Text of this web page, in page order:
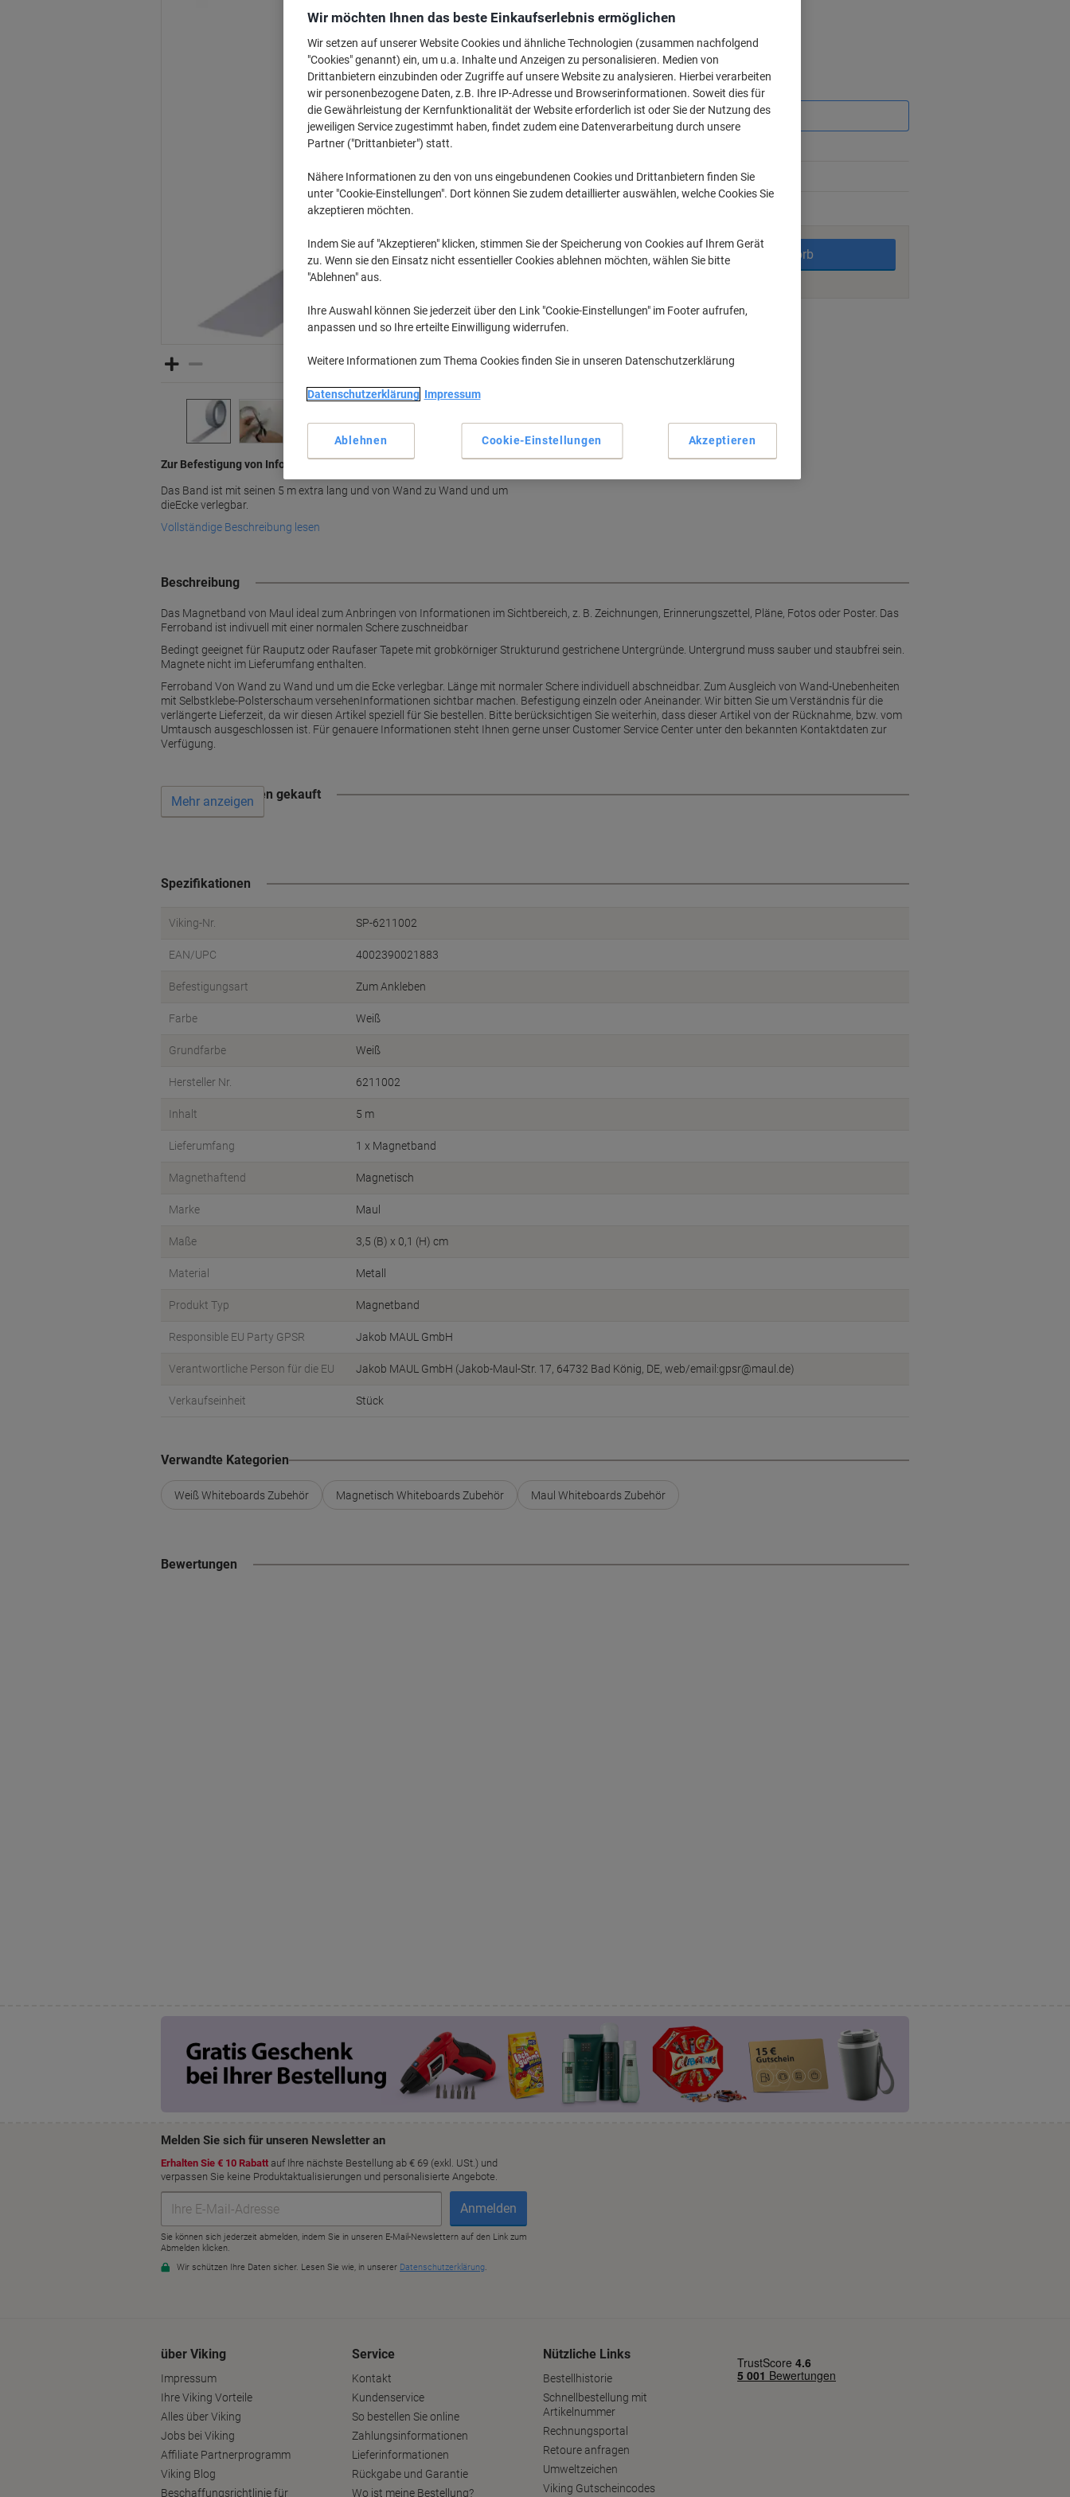
Zur Befestigung von Informationen mit Magneten
Das Band ist mit seinen 5 m extra lang und von Wand zu Wand und um
dieEcke verlegbar.
Vollständige Beschreibung lesen
€ 14,99 Ab 3 Stück
€ 3,00 / m exkl. USt
Menge exkl. USt
1Stück € 16,99
3+ Stück € 14,99 -11%
Menge
In den Warenkorb
Beschreibung
Das Magnetband von Maul ideal zum Anbringen von Informationen im Sichtbereich, z. B. Zeichnungen, Erinnerungszettel, Pläne, Fotos oder Poster. Das
Ferroband ist indivuell mit einer normalen Schere zuschneidbar
Bedingt geeignet für Rauputz oder Raufaser Tapete mit grobkörniger Strukturund gestrichene Untergründe. Untergrund muss sauber und staubfrei sein.
Magnete nicht im Lieferumfang enthalten.
Ferroband Von Wand zu Wand und um die Ecke verlegbar. Länge mit normaler Schere individuell abschneidbar. Zum Ausgleich von Wand-Unebenheiten
mit Selbstklebe-Polsterschaum versehenInformationen sichtbar machen. Befestigung einzeln oder Aneinander. Wir bitten Sie um Verständnis für die
verlängerte Lieferzeit, da wir diesen Artikel speziell für Sie bestellen. Bitte berücksichtigen Sie weiterhin, dass dieser Artikel von der Rücknahme, bzw. vom
Umtausch ausgeschlossen ist. Für genauere Informationen steht Ihnen gerne unser Customer Service Center unter den bekannten Kontaktdaten zur
Verfügung.
Wird oft zusammen gekauft
Mehr anzeigen
Spezifikationen
Viking-Nr. SP-6211002
EAN/UPC 4002390021883
Befestigungsart Zum Ankleben
Farbe Weiß
Grundfarbe Weiß
Hersteller Nr. 6211002
Inhalt 5 m
Lieferumfang 1 x Magnetband
Magnethaftend Magnetisch
Marke Maul
Maße 3,5 (B) x 0,1 (H) cm
Material Metall
Produkt Typ Magnetband
Responsible EU Party GPSR Jakob MAUL GmbH
Verantwortliche Person für die EU Jakob MAUL GmbH (Jakob-Maul-Str. 17, 64732 Bad König, DE, web/email:gpsr@maul.de)
Verkaufseinheit Stück
Verwandte Kategorien
Weiß Whiteboards Zubehör Magnetisch Whiteboards Zubehör Maul Whiteboards Zubehör
Bewertungen
über Viking
Impressum
Ihre Viking Vorteile
Alles über Viking
Jobs bei Viking
Affiliate Partnerprogramm
Viking Blog
Beschaffungsrichtlinie für
Service
Kontakt
Kundenservice
So bestellen Sie online
Zahlungsinformationen
Lieferinformationen
Rückgabe und Garantie
Wo ist meine Bestellung?
Nützliche Links
Bestellhistorie
Schnellbestellung mit
Artikelnummer
Rechnungsportal
Retoure anfragen
Umweltzeichen
Viking Gutscheincodes
Wir möchten Ihnen das beste Einkaufserlebnis ermöglichen
Wir setzen auf unserer Website Cookies und ähnliche Technologien (zusammen nachfolgend
"Cookies" genannt) ein, um u.a. Inhalte und Anzeigen zu personalisieren. Medien von
Drittanbietern einzubinden oder Zugriffe auf unsere Website zu analysieren. Hierbei verarbeiten
wir personenbezogene Daten, z.B. Ihre IP-Adresse und Browserinformationen. Soweit dies für
die Gewährleistung der Kernfunktionalität der Website erforderlich ist oder Sie der Nutzung des
jeweiligen Service zugestimmt haben, findet zudem eine Datenverarbeitung durch unsere
Partner ("Drittanbieter") statt.
Nähere Informationen zu den von uns eingebundenen Cookies und Drittanbietern finden Sie
unter "Cookie-Einstellungen". Dort können Sie zudem detaillierter auswählen, welche Cookies Sie
akzeptieren möchten.
Indem Sie auf "Akzeptieren" klicken, stimmen Sie der Speicherung von Cookies auf Ihrem Gerät
zu. Wenn sie den Einsatz nicht essentieller Cookies ablehnen möchten, wählen Sie bitte
"Ablehnen" aus.
Ihre Auswahl können Sie jederzeit über den Link "Cookie-Einstellungen" im Footer aufrufen,
anpassen und so Ihre erteilte Einwilligung widerrufen.
Weitere Informationen zum Thema Cookies finden Sie in unseren Datenschutzerklärung
Datenschutzerklärung Impressum
Cookie-Einstellungen
Ablehnen Akzeptieren